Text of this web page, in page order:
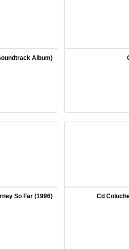
Album)
So Far (1996) Cd